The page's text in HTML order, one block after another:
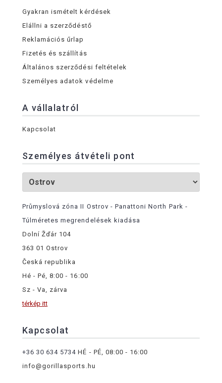
Gyakran ismételt kérdések
Elállni a szerződéstő
Reklamációs űrlap
Fizetés és szállítás
Általános szerződési feltételek
Személyes adatok védelme
A vállalatról
Kapcsolat
Személyes átvételi pont
Průmyslová zóna II Ostrov - Panattoni North Park -
Túlméretes megrendelések kiadása
Dolní Žďár 104
363 01 Ostrov
Česká republika
Hé - Pé, 8:00 - 16:00
Sz - Va, zárva
térkép itt
Kapcsolat
+36 30 634 5734 HÉ - PÉ, 08:00 - 16:00
info@gorillasports.hu